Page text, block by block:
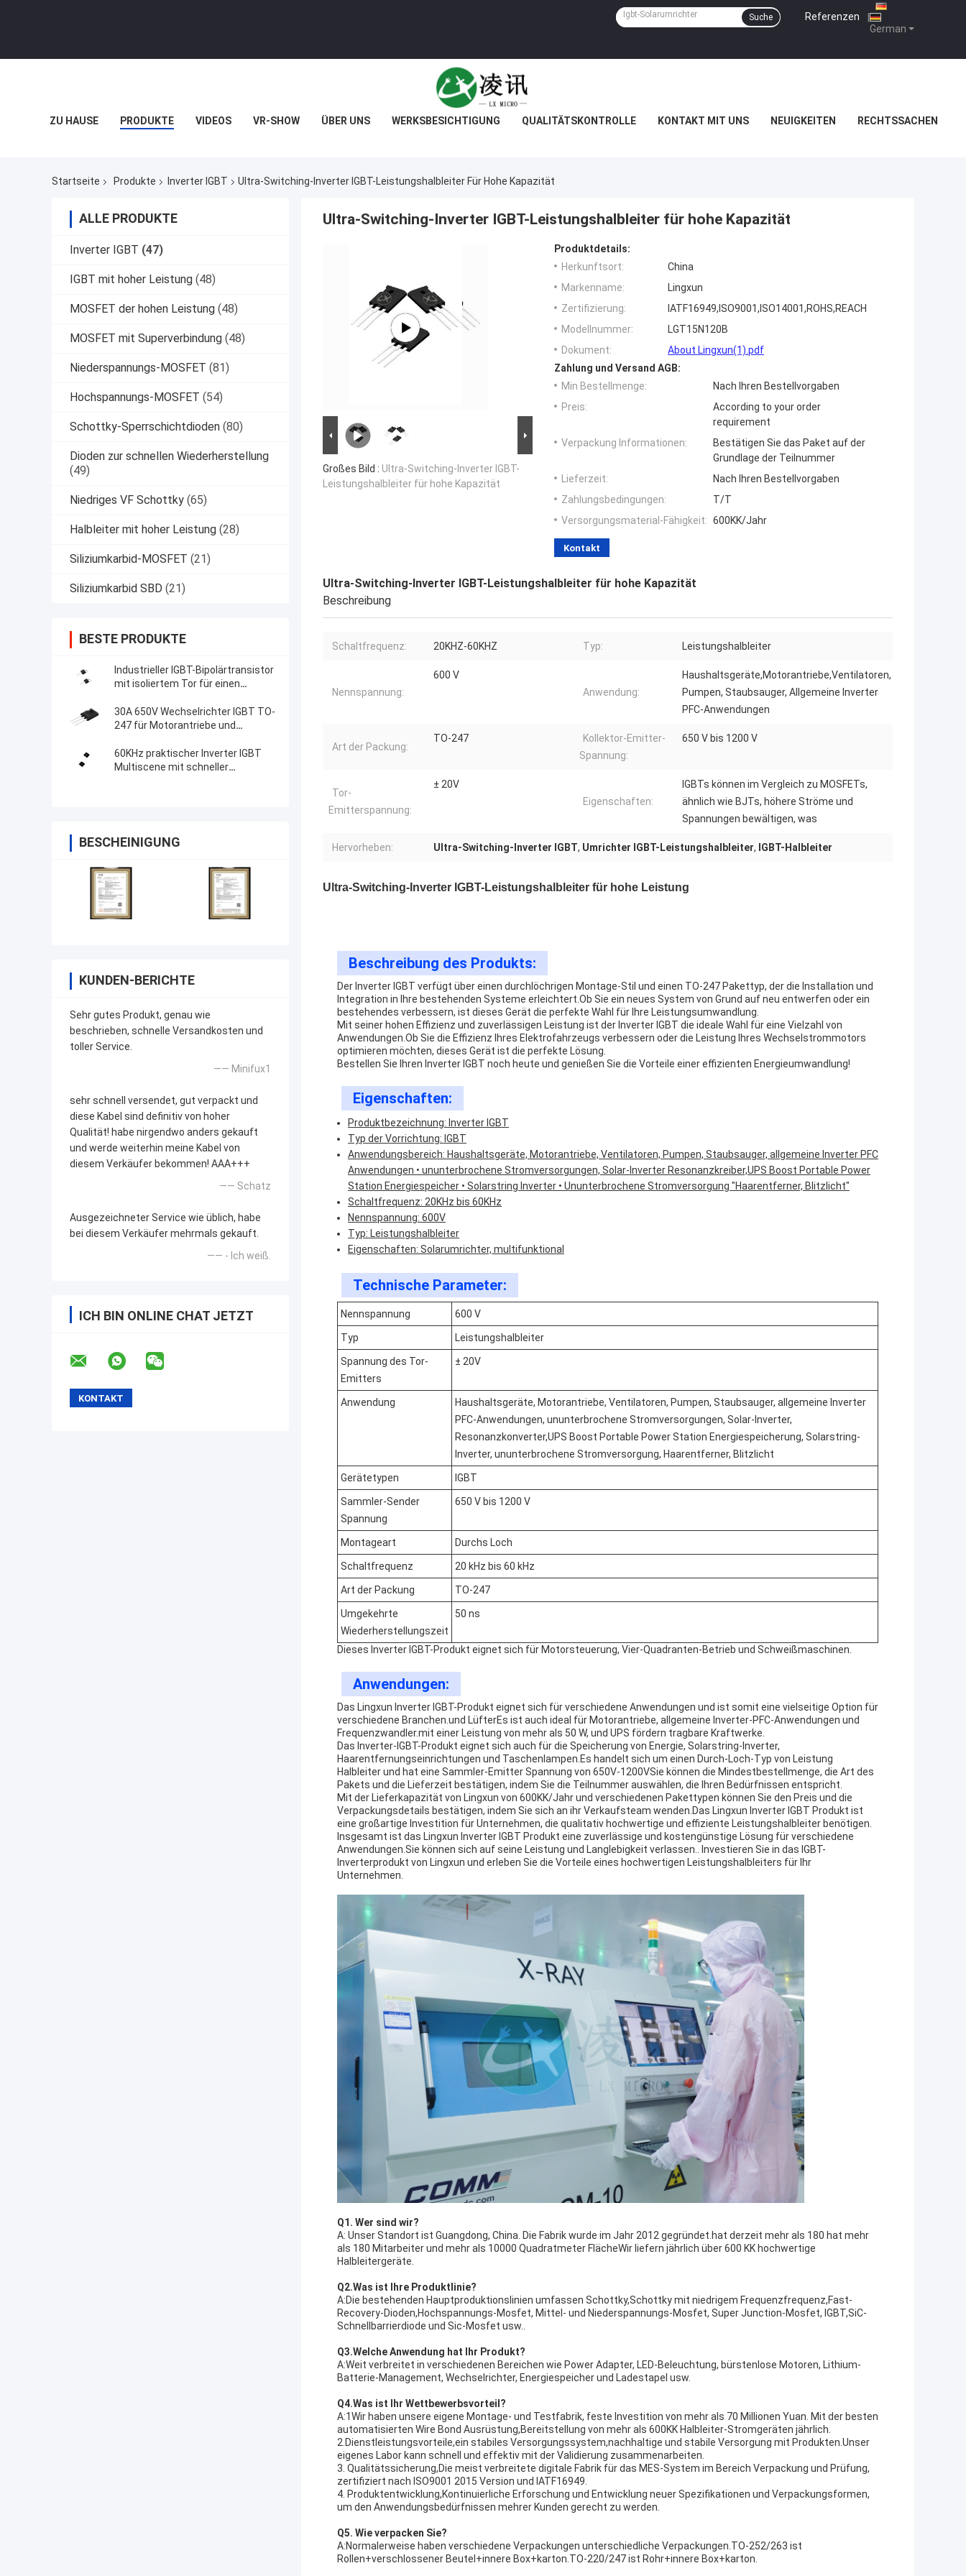
German
Referenzen |
Suche
ZU HAUSE PRODUKTE VIDEOS VR-SHOW ÜBER UNS WERKSBESICHTIGUNG QUALITÄTSKONTROLLE KONTAKT MIT UNS NEUIGKEITEN RECHTSSACHEN
Startseite Produkte Inverter IGBT Ultra-Switching-Inverter IGBT-Leistungshalbleiter Für Hohe Kapazität
ALLE PRODUKTE
Inverter IGBT (47)
IGBT mit hoher Leistung (48)
MOSFET der hohen Leistung (48)
MOSFET mit Superverbindung (48)
Niederspannungs-MOSFET (81)
Hochspannungs-MOSFET (54)
Schottky-Sperrschichtdioden (80)
Dioden zur schnellen Wiederherstellung
(49)
Niedriges VF Schottky (65)
Halbleiter mit hoher Leistung (28)
Siliziumkarbid-MOSFET (21)
Siliziumkarbid SBD (21)
BESTE PRODUKTE
Industrieller IGBT-Bipolärtransistor
mit isoliertem Tor für einen
30A 650V Wechselrichter IGBT TO-
247 für Motorantriebe und
60KHz praktischer Inverter IGBT
Multiscene mit schneller
BESCHEINIGUNG
KUNDEN-BERICHTE
Sehr gutes Produkt, genau wie
beschrieben, schnelle Versandkosten und
toller Service.
—— Minifux1
sehr schnell versendet, gut verpackt und
diese Kabel sind definitiv von hoher
Qualität! habe nirgendwo anders gekauft
und werde weiterhin meine Kabel von
diesem Verkäufer bekommen! AAA+++
—— Schatz
Ausgezeichneter Service wie üblich, habe
bei diesem Verkäufer mehrmals gekauft.
—— - Ich weiß.
ICH BIN ONLINE CHAT JETZT
Ultra-Switching-Inverter IGBT-Leistungshalbleiter für hohe Kapazität
Großes Bild : Ultra-Switching-Inverter IGBT-
Leistungshalbleiter für hohe Kapazität
Produktdetails:
Herkunftsort:
China
Markenname:
Lingxun
Zertifizierung:
IATF16949,ISO9001,ISO14001,ROHS,REACH
Modellnummer:
LGT15N120B
Dokument:
About Lingxun(1).pdf
Zahlung und Versand AGB:
Min Bestellmenge:
Nach Ihren Bestellvorgaben
Preis:
According to your order
requirement
Verpackung Informationen:
Bestätigen Sie das Paket auf der
Grundlage der Teilnummer
Lieferzeit:
Nach Ihren Bestellvorgaben
Zahlungsbedingungen:
T/T
Versorgungsmaterial-Fähigkeit: 600KK/Jahr
Kontakt
Ultra-Switching-Inverter IGBT-Leistungshalbleiter für hohe Kapazität
Beschreibung
Schaltfrequenz: 20KHZ-60KHZ Typ: Leistungshalbleiter
Nennspannung:
600 V
Anwendung:
Haushaltsgeräte,Motorantriebe,Ventilatoren,
Pumpen, Staubsauger, Allgemeine Inverter
PFC-Anwendungen
Art der Packung:
TO-247
Kollektor-Emitter-
Spannung:
650 V bis 1200 V
Tor-
Emitterspannung:
± 20V
Eigenschaften:
IGBTs können im Vergleich zu MOSFETs,
ähnlich wie BJTs, höhere Ströme und
Spannungen bewältigen, was
Hervorheben: Ultra-Switching-Inverter IGBT, Umrichter IGBT-Leistungshalbleiter, IGBT-Halbleiter
Ultra-Switching-Inverter IGBT-Leistungshalbleiter für hohe Leistung
Beschreibung des Produkts:
Der Inverter IGBT verfügt über einen durchlöchrigen Montage-Stil und einen TO-247 Pakettyp, der die Installation und
Integration in Ihre bestehenden Systeme erleichtert.Ob Sie ein neues System von Grund auf neu entwerfen oder ein
bestehendes verbessern, ist dieses Gerät die perfekte Wahl für Ihre Leistungsumwandlung.
Mit seiner hohen Effizienz und zuverlässigen Leistung ist der Inverter IGBT die ideale Wahl für eine Vielzahl von
Anwendungen.Ob Sie die Effizienz Ihres Elektrofahrzeugs verbessern oder die Leistung Ihres Wechselstrommotors
optimieren möchten, dieses Gerät ist die perfekte Lösung.
Bestellen Sie Ihren Inverter IGBT noch heute und genießen Sie die Vorteile einer effizienten Energieumwandlung!
Eigenschaften:
Produktbezeichnung: Inverter IGBT
Typ der Vorrichtung: IGBT
Anwendungsbereich: Haushaltsgeräte, Motorantriebe, Ventilatoren, Pumpen, Staubsauger, allgemeine Inverter PFC
Anwendungen • ununterbrochene Stromversorgungen, Solar-Inverter Resonanzkreiber,UPS Boost Portable Power
Station Energiespeicher • Solarstring Inverter • Ununterbrochene Stromversorgung "Haarentferner, Blitzlicht"
Schaltfrequenz: 20KHz bis 60KHz
Nennspannung: 600V
Typ: Leistungshalbleiter
Eigenschaften: Solarumrichter, multifunktional
Technische Parameter:
Nennspannung 600 V
Typ Leistungshalbleiter
Spannung des Tor-
Emitters
± 20V
Anwendung
Haushaltsgeräte, Motorantriebe, Ventilatoren, Pumpen, Staubsauger, allgemeine Inverter
PFC-Anwendungen, ununterbrochene Stromversorgungen, Solar-Inverter,
Resonanzkonverter,UPS Boost Portable Power Station Energiespeicherung, Solarstring-
Inverter, ununterbrochene Stromversorgung, Haarentferner, Blitzlicht
Gerätetypen IGBT
Sammler-Sender
Spannung
650 V bis 1200 V
Montageart Durchs Loch
Schaltfrequenz 20 kHz bis 60 kHz
Art der Packung TO-247
Umgekehrte
Wiederherstellungszeit
50 ns
Dieses Inverter IGBT-Produkt eignet sich für Motorsteuerung, Vier-Quadranten-Betrieb und Schweißmaschinen.
Anwendungen:
Das Lingxun Inverter IGBT-Produkt eignet sich für verschiedene Anwendungen und ist somit eine vielseitige Option für
verschiedene Branchen.und LüfterEs ist auch ideal für Motorantriebe, allgemeine Inverter-PFC-Anwendungen und
Frequenzwandler.mit einer Leistung von mehr als 50 W, und UPS fördern tragbare Kraftwerke.
Das Inverter-IGBT-Produkt eignet sich auch für die Speicherung von Energie, Solarstring-Inverter,
Haarentfernungseinrichtungen und Taschenlampen.Es handelt sich um einen Durch-Loch-Typ von Leistung
Halbleiter und hat eine Sammler-Emitter Spannung von 650V-1200VSie können die Mindestbestellmenge, die Art des
Pakets und die Lieferzeit bestätigen, indem Sie die Teilnummer auswählen, die Ihren Bedürfnissen entspricht.
Mit der Lieferkapazität von Lingxun von 600KK/Jahr und verschiedenen Pakettypen können Sie den Preis und die
Verpackungsdetails bestätigen, indem Sie sich an ihr Verkaufsteam wenden.Das Lingxun Inverter IGBT Produkt ist
eine großartige Investition für Unternehmen, die qualitativ hochwertige und effiziente Leistungshalbleiter benötigen.
Insgesamt ist das Lingxun Inverter IGBT Produkt eine zuverlässige und kostengünstige Lösung für verschiedene
Anwendungen.Sie können sich auf seine Leistung und Langlebigkeit verlassen.. Investieren Sie in das IGBT-
Inverterprodukt von Lingxun und erleben Sie die Vorteile eines hochwertigen Leistungshalbleiters für Ihr
Unternehmen.
Q1. Wer sind wir?
A: Unser Standort ist Guangdong, China. Die Fabrik wurde im Jahr 2012 gegründet.hat derzeit mehr als 180 hat mehr
als 180 Mitarbeiter und mehr als 10000 Quadratmeter FlächeWir liefern jährlich über 600 KK hochwertige
Halbleitergeräte.
Q2.Was ist Ihre Produktlinie?
A:Die bestehenden Hauptproduktionslinien umfassen Schottky,Schottky mit niedrigem Frequenzfrequenz,Fast-
Recovery-Dioden,Hochspannungs-Mosfet, Mittel- und Niederspannungs-Mosfet, Super Junction-Mosfet, IGBT,SiC-
Schnellbarrierdiode und Sic-Mosfet usw..
Q3.Welche Anwendung hat Ihr Produkt?
A:Weit verbreitet in verschiedenen Bereichen wie Power Adapter, LED-Beleuchtung, bürstenlose Motoren, Lithium-
Batterie-Management, Wechselrichter, Energiespeicher und Ladestapel usw.
Q4.Was ist Ihr Wettbewerbsvorteil?
A:1Wir haben unsere eigene Montage- und Testfabrik, feste Investition von mehr als 70 Millionen Yuan. Mit der besten
automatisierten Wire Bond Ausrüstung,Bereitstellung von mehr als 600KK Halbleiter-Stromgeräten jährlich.
2.Dienstleistungsvorteile,ein stabiles Versorgungssystem,nachhaltige und stabile Versorgung mit Produkten.Unser
eigenes Labor kann schnell und effektiv mit der Validierung zusammenarbeiten.
3. Qualitätssicherung,Die meist verbreitete digitale Fabrik für das MES-System im Bereich Verpackung und Prüfung,
zertifiziert nach ISO9001 2015 Version und IATF16949.
4. Produktentwicklung,Kontinuierliche Erforschung und Entwicklung neuer Spezifikationen und Verpackungsformen,
um den Anwendungsbedürfnissen mehrer Kunden gerecht zu werden.
Q5. Wie verpacken Sie?
A:Normalerweise haben verschiedene Verpackungen unterschiedliche Verpackungen.TO-252/263 ist
Rollen+verschlossener Beutel+innere Box+karton.TO-220/247 ist Rohr+innere Box+karton.